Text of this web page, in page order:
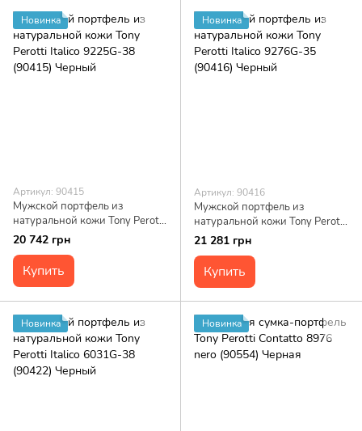
Новинка
Артикул: 90415
Мужской портфель из
натуральной кожи Tony Perotti
Italico 9225G-38 (90415)
20 742 грн
Купить
Новинка
Артикул: 90416
Мужской портфель из
натуральной кожи Tony Perotti
Italico 9276G-35 (90416)
21 281 грн
Купить
Новинка Новинка